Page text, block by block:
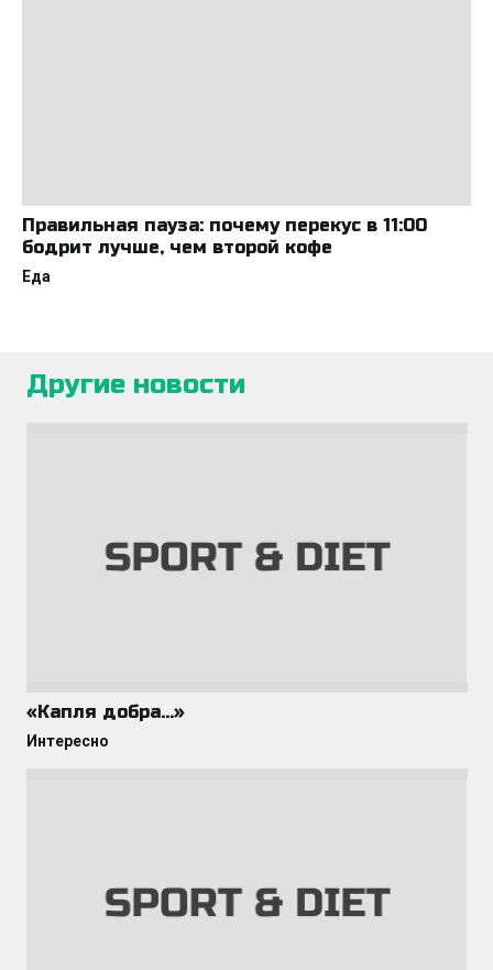
Правильная пауза: почему перекус в 11:00
бодрит лучше, чем второй кофе
Еда
Другие новости
«Капля добра…»
Интересно